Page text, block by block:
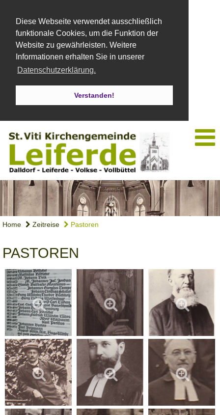
Diese Webseite verwendet ausschließlich
funktionale Cookies, um die Funktion der
Website zu gewährleisten. Weitere
Informationen erhalten Sie in unserer
Datenschutzerklärung.
Verstanden!
Home Zeitreise Pastoren
PASTOREN